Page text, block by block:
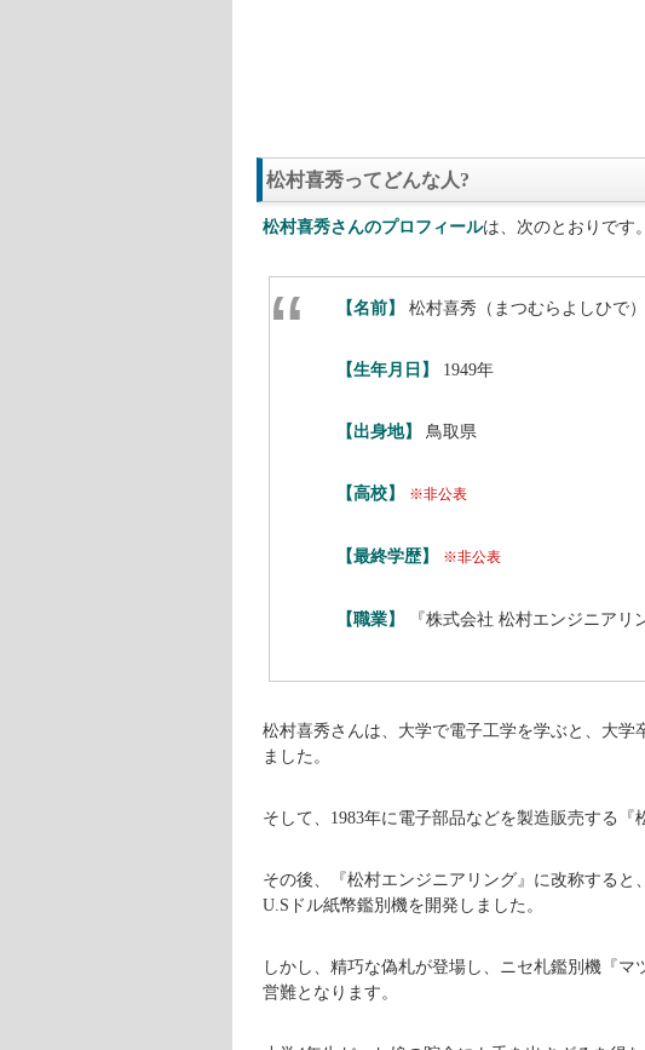
松村喜秀ってどんな人?
松村喜秀さんのプロフィールは、次のとおりです。
【名前】 松村喜秀（まつむらよしひで）
【生年月日】 1949年
【出身地】 鳥取県
【高校】 ※非公表
【最終学歴】 ※非公表
【職業】 『株式会社 松村エンジニアリ
松村喜秀さんは、大学で電子工学を学ぶと、大
ました。
そして、1983年に電子部品などを製造販売する『
その後、『松村エンジニアリング』に改称する
U.Sドル紙幣鑑別機を開発しました。
しかし、精巧な偽札が登場し、ニセ札鑑別機『
営難となります。